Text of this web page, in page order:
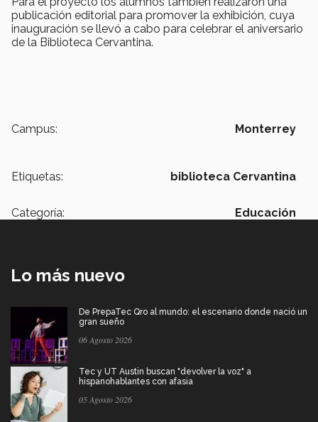
publicación editorial para promover la exhibición, cuya
inauguración se llevó a cabo para celebrar el aniversario
de la Biblioteca Cervantina.
Campus: Monterrey
Etiquetas: biblioteca Cervantina
Categoría: Educación
Lo más nuevo
De PrepaTec Qro al mundo: el escenario donde nació un
gran sueño
06 Agosto 2026
Tec y UT Austin buscan "devolver la voz" a
hispanohablantes con afasia
05 Agosto 2026